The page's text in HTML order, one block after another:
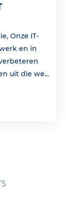
Onze IT-
en in
uit die we...